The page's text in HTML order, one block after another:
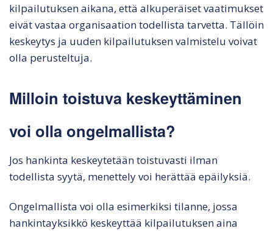
kilpailutuksen aikana, että alkuperäiset vaatimukset
eivät vastaa organisaation todellista tarvetta. Tällöin
keskeytys ja uuden kilpailutuksen valmistelu voivat
olla perusteltuja.
Milloin toistuva keskeyttäminen
voi olla ongelmallista?
Jos hankinta keskeytetään toistuvasti ilman
todellista syytä, menettely voi herättää epäilyksiä.
Ongelmallista voi olla esimerkiksi tilanne, jossa
hankintayksikkö keskeyttää kilpailutuksen aina